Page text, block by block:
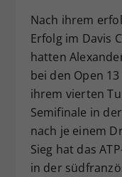
Nach ihrem
Erfolg im Davis
hatten
bei den Open
ihrem vierten
Semifinale in
nach je einem
Sieg hat das
in der
Zweck
hat.